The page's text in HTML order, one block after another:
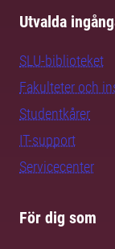
Utvalda
SLU-biblioteket
Fakulteter och
Studentkårer
IT-support
Servicecenter
För dig som